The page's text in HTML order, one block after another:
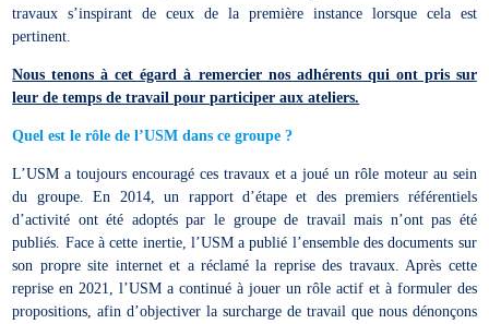
travaux s’inspirant de ceux de la première instance lorsque cela est
pertinent.
Nous tenons à cet égard à remercier nos adhérents qui ont pris sur
leur de temps de travail pour participer aux ateliers.
Quel est le rôle de l’USM dans ce groupe ?
L’USM a toujours encouragé ces travaux et a joué un rôle moteur au sein
du groupe. En 2014, un rapport d’étape et des premiers référentiels
d’activité ont été adoptés par le groupe de travail mais n’ont pas été
publiés. Face à cette inertie, l’USM a publié l’ensemble des documents sur
son propre site internet et a réclamé la reprise des travaux. Après cette
reprise en 2021, l’USM a continué à jouer un rôle actif et à formuler des
propositions, afin d’objectiver la surcharge de travail que nous dénonçons